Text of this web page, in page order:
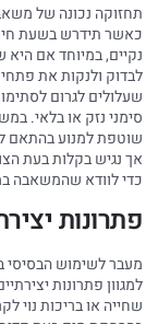
תחזוקה נכונה של
כאשר תידרש בשעת
נקיים, במיוחד אם
לבדוק ולנקות את פתחי
שעלולים לגרום
סימני נזק או בלאי.
שוטפת למנוע בהתאם
אך נגיש בקלות בעת
כדי לוודא שהמשאבה
פתרונות
מעבר לשימוש הבסיסי
למגוון פתרונות
שחייה או בריכות נוי